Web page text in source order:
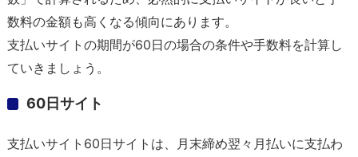
数料の金額も高くなる傾向にあります。
支払いサイトの期間が60日の場合の条件や手数料を計算し
ていきましょう。
60日サイト
支払いサイト60日サイトは、月末締め翌々月払いに支払わ